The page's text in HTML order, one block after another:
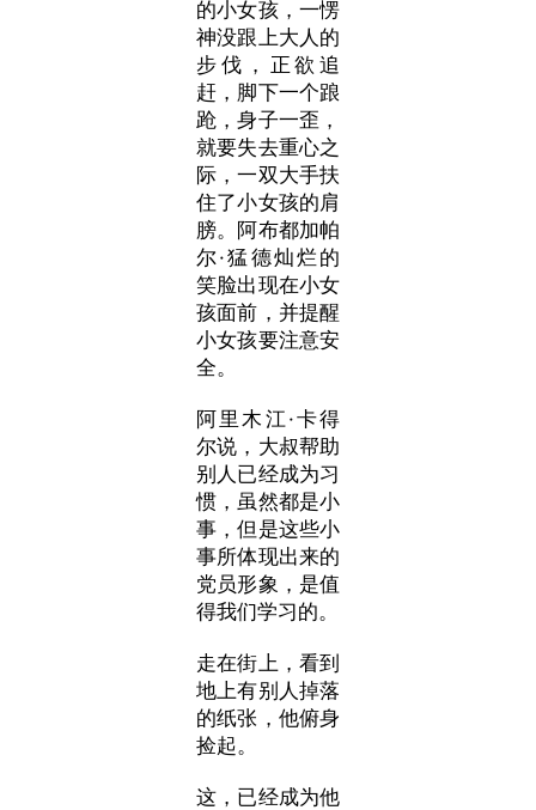
的小女孩，一愣
神没跟上大人的
步伐，正欲追
赶，脚下一个踉
跄，身子一歪，
就要失去重心之
际，一双大手扶
住了小女孩的肩
膀。阿布都加帕
尔·猛德灿烂的
笑脸出现在小女
孩面前，并提醒
小女孩要注意安
全。
阿里木江·卡得
尔说，大叔帮助
别人已经成为习
惯，虽然都是小
事，但是这些小
事所体现出来的
党员形象，是值
得我们学习的。
走在街上，看到
地上有别人掉落
的纸张，他俯身
捡起。
这，已经成为他